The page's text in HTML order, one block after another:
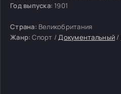
Год выпуска: 1901
Страна: Великобритания
Жанр: Спорт /Документальный /